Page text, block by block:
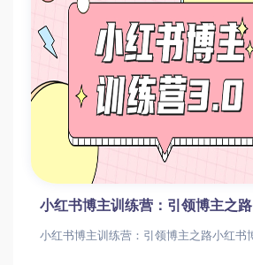
小红书博主训练营：引领博主之路